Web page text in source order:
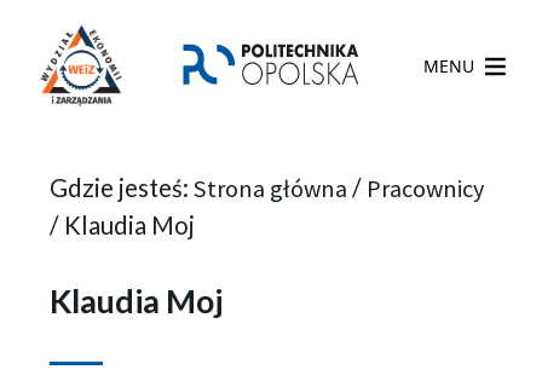
MENU
Gdzie jesteś: Strona główna / Pracownicy
/ Klaudia Moj
Klaudia Moj